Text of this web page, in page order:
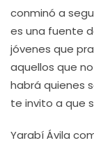
conminó a
es una fuente
jóvenes que
aquellos que
habrá quienes
te invito a que
Yarabí Ávila